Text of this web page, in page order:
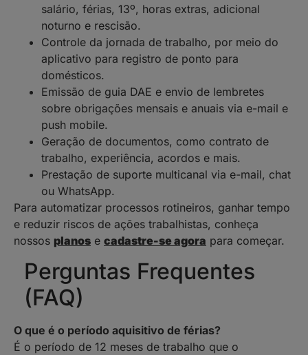
salário, férias, 13º, horas extras, adicional
noturno e rescisão.
Controle da jornada de trabalho, por meio do
aplicativo para registro de ponto para
domésticos.
Emissão de guia DAE e envio de lembretes
sobre obrigações mensais e anuais via e-mail e
push mobile.
Geração de documentos, como contrato de
trabalho, experiência, acordos e mais.
Prestação de suporte multicanal via e-mail, chat
ou WhatsApp.
Para automatizar processos rotineiros, ganhar tempo
e reduzir riscos de ações trabalhistas, conheça
nossos planos e cadastre-se agora para começar.
Perguntas Frequentes
(FAQ)
O que é o período aquisitivo de férias?
É o período de 12 meses de trabalho que o